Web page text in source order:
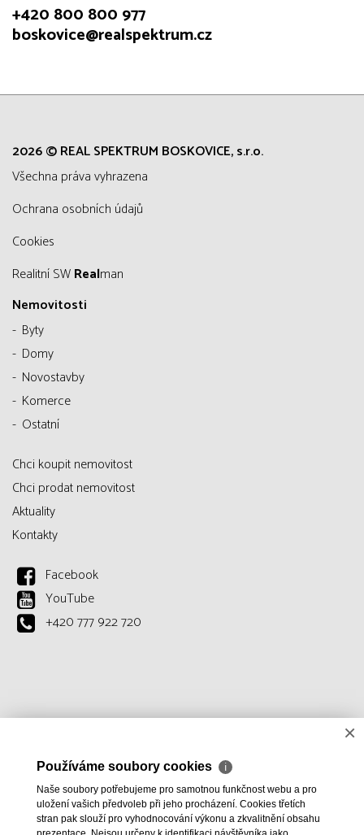
+420 800 800 977
boskovice@realspektrum.cz
2026 © REAL SPEKTRUM BOSKOVICE, s.r.o.
všechna práva vyhrazena
Ochrana osobních údajů
Cookies
Realitní SWRealman
Nemovitosti
Byty
Domy
Novostavby
Komerce
Ostatní
Chci koupit nemovitost
Chci prodat nemovitost
Aktuality
Kontakty
Facebook
YouTube
+420 777 922 720
×
Používáme soubory cookies ℹ
Naše soubory potřebujeme pro samotnou funkčnost webu a pro
uložení vašich předvoleb při jeho procházení. Cookies třetích
stran pak slouží pro vyhodnocování výkonu a zkvalitnění obsahu